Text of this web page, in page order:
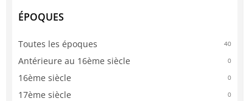
ÉPOQUES
Toutes les époques 40
Antérieure au 16ème siècle 0
16ème siècle 0
17ème siècle 0